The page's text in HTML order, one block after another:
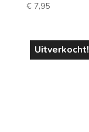
€7,95
Uitverkocht!